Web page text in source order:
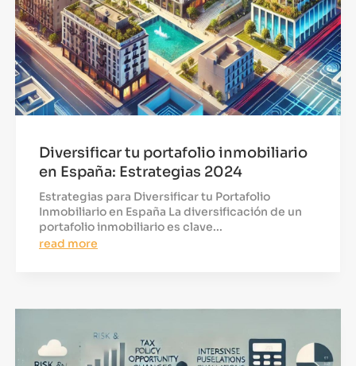
Diversificar tu portafolio inmobiliario
en España: Estrategias 2024
Estrategias para Diversificar tu Portafolio
Inmobiliario en España La diversificación de un
portafolio inmobiliario es clave...
read more